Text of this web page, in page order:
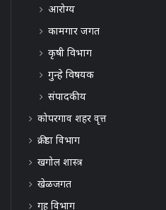
आरोग्य
कामगार जगत
कृषी विभाग
गुन्हे विषयक
संपादकीय
कोपरगाव शहर वृत्त
क्रीडा विभाग
खगोल शास्त्र
खेळजगत
गृह विभाग